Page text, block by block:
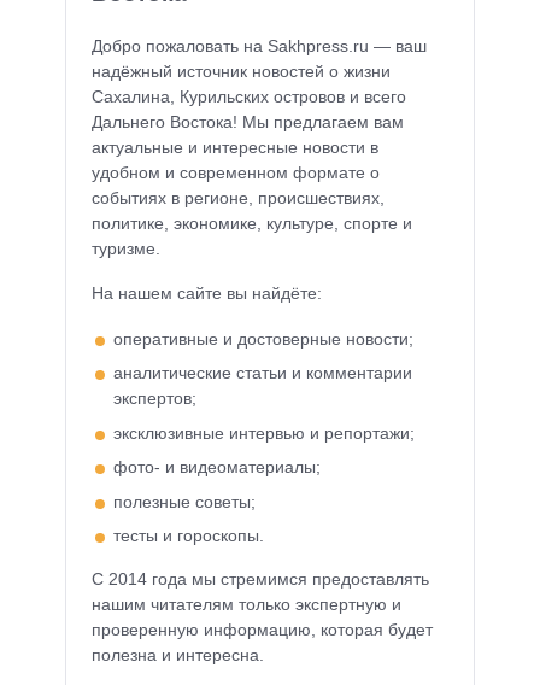
Добро пожаловать на Sakhpress.ru — ваш
надёжный источник новостей о жизни
Сахалина, Курильских островов и всего
Дальнего Востока! Мы предлагаем вам
актуальные и интересные новости в
удобном и современном формате о
событиях в регионе, происшествиях,
политике, экономике, культуре, спорте и
туризме.
На нашем сайте вы найдёте:
оперативные и достоверные новости;
аналитические статьи и комментарии
экспертов;
эксклюзивные интервью и репортажи;
фото- и видеоматериалы;
полезные советы;
тесты и гороскопы.
С 2014 года мы стремимся предоставлять
нашим читателям только экспертную и
проверенную информацию, которая будет
полезна и интересна.